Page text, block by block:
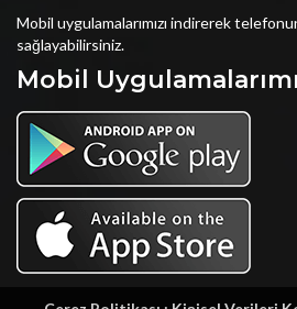
Mobil uygulamalarımızı indirerek
sağlayabilirsiniz.
Mobil